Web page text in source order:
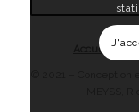
Accueil |
© 2021 – Conception
,